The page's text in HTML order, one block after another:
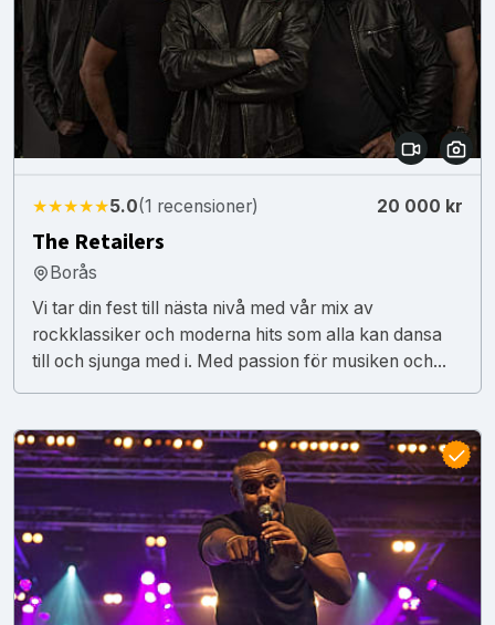
★★★★★5.0(1 recensioner) 20 000 kr
The Retailers
Borås
Vi tar din fest till nästa nivå med vår mix av
rockklassiker och moderna hits som alla kan dansa
till och sjunga med i. Med passion för musiken och...